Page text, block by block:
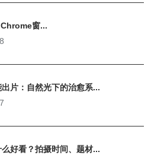
窗...
片：自然光下的治愈系...
好看？拍摄时间、题材...